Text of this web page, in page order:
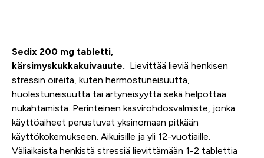
Sedix 200 mg tabletti,
kärsimyskukkakuivauute. Lievittää lieviä henkisen
stressin oireita, kuten hermostuneisuutta,
huolestuneisuutta tai ärtyneisyyttä sekä helpottaa
nukahtamista. Perinteinen kasvirohdosvalmiste, jonka
käyttöaiheet perustuvat yksinomaan pitkään
käyttökokemukseen. Aikuisille ja yli 12-vuotiaille.
Väliaikaista henkistä stressiä lievittämään 1-2 tablettia